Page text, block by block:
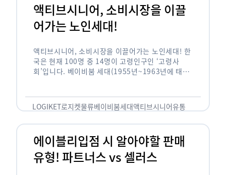
액티브시니어, 소비시장을 이끌
어가는 노인세대!
액티브시니어, 소비시장을 이끌어가는 노인세대! 한
국은 현재 100명 중 14명이 고령인구인 ‘고령사
회’입니다. 베이비붐 세대(1955년~1963년에 태어
오고 있습니다. 하지만 사회가 늙어가는 …
LOGIKET로지켓물류베이비붐세대액티브시니어유통
에이블리입점 시 알아야할 판매
유형! 파트너스 vs 셀러스